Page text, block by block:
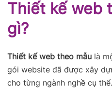
Thiết kế web
gì?
Thiết kế web theo mẫu là
gói website đã được xây
cho từng ngành nghề cụ